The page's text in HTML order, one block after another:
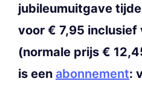
jubileumuitgave
voor € 7,95 inclusief
(normale prijs €
is een abonnement: